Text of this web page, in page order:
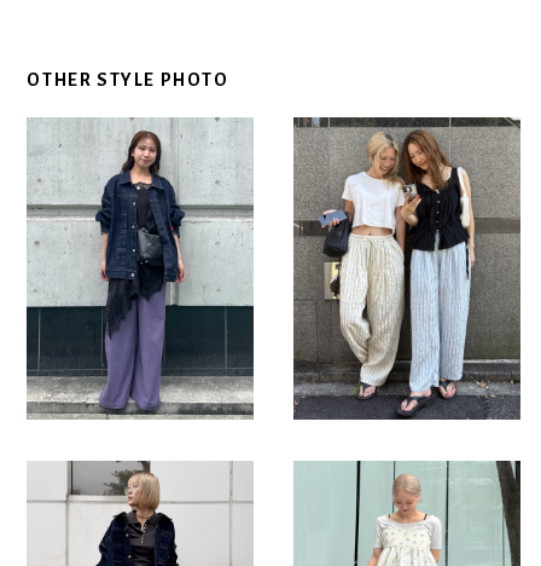
OTHER STYLE PHOTO